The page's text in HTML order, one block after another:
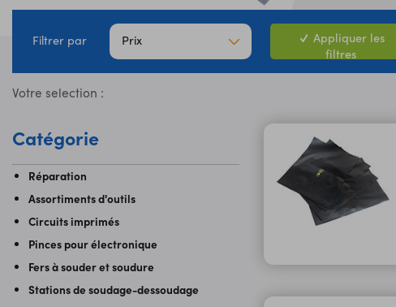
Filtrer par Prix
Appliquer les
filtres
Votre selection :
Catégorie
Réparation
Assortiments d'outils
Circuits imprimés
Pinces pour électronique
Fers à souder et soudure
Stations de soudage-dessoudage